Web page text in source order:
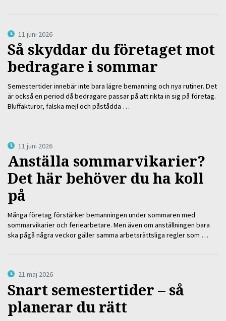
11 juni 2026
Så skyddar du företaget mot
bedragare i sommar
Semestertider innebär inte bara lägre bemanning och nya rutiner. Det
är också en period då bedragare passar på att rikta in sig på företag.
Bluffakturor, falska mejl och påstådda …
11 juni 2026
Anställa sommarvikarier?
Det här behöver du ha koll
på
Många företag förstärker bemanningen under sommaren med
sommarvikarier och feriearbetare. Men även om anställningen bara
ska pågå några veckor gäller samma arbetsrättsliga regler som …
21 maj 2026
Snart semestertider – så
planerar du rätt